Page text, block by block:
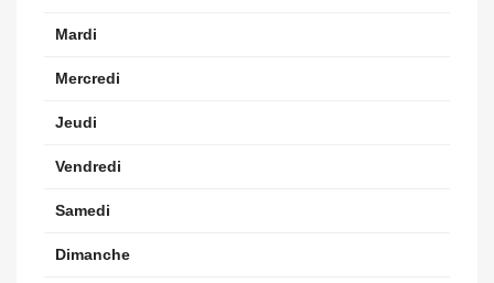
Mardi
Mercredi
Jeudi
Vendredi
Samedi
Dimanche